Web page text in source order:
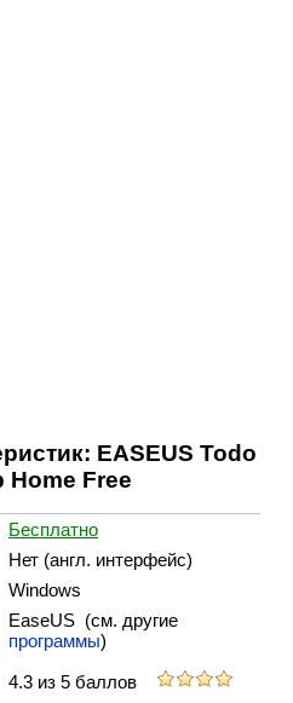
EASEUS Todo
Home Free
Бесплатно
Нет (англ. интерфейс)
Windows
EaseUS (cм. другие
программы)
4.3 из 5 баллов